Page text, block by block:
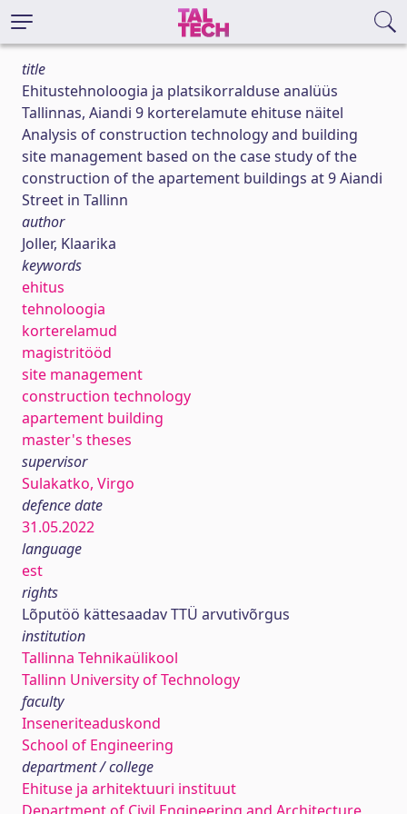
title
Ehitustehnoloogia ja platsikorralduse analüüs
Tallinnas, Aiandi 9 korterelamute ehituse näitel
Analysis of construction technology and building
site management based on the case study of the
construction of the apartement buildings at 9 Aiandi
Street in Tallinn
author
Joller, Klaarika
keywords
ehitus
tehnoloogia
korterelamud
magistritööd
site management
construction technology
apartement building
master's theses
supervisor
Sulakatko, Virgo
defence date
31.05.2022
language
est
rights
Lõputöö kättesaadav TTÜ arvutivõrgus
institution
Tallinna Tehnikaülikool
Tallinn University of Technology
faculty
Inseneriteaduskond
School of Engineering
department / college
Ehituse ja arhitektuuri instituut